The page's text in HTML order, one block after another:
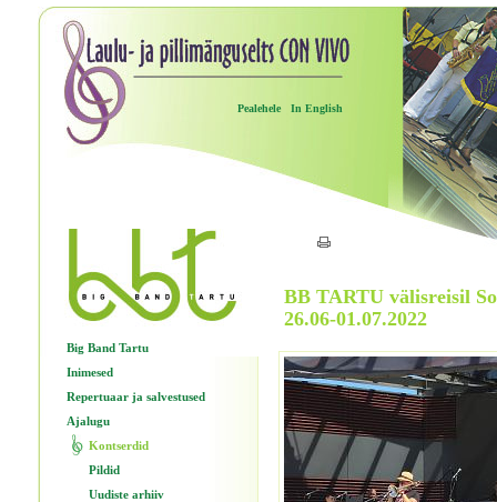
Pealehele In English
Big Band Tartu
Inimesed
Repertuaar ja salvestused
Ajalugu
Kontserdid
Pildid
Uudiste arhiiv
BB TARTU välisreisil
26.06-01.07.2022